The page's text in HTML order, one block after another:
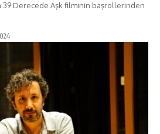
39 Derecede Aşk filminin başrollerinden